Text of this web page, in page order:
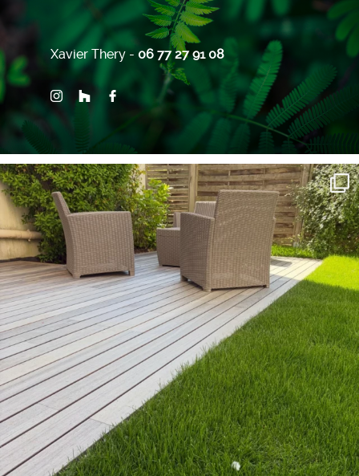
Xavier Thery - 06 77 27 91 08